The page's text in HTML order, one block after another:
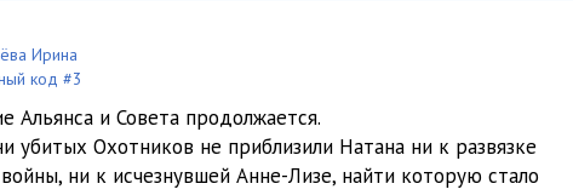
normalnomu protiv nih ne vystoyat
Ирина
код #3
Альянса и Совета продолжается.
убитых Охотников не приблизили Натана ни к развязке
ни к исчезнувшей Анне-Лизе, найти которую стало